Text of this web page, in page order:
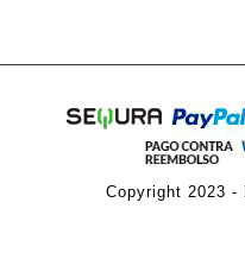
Copyright 2023 -